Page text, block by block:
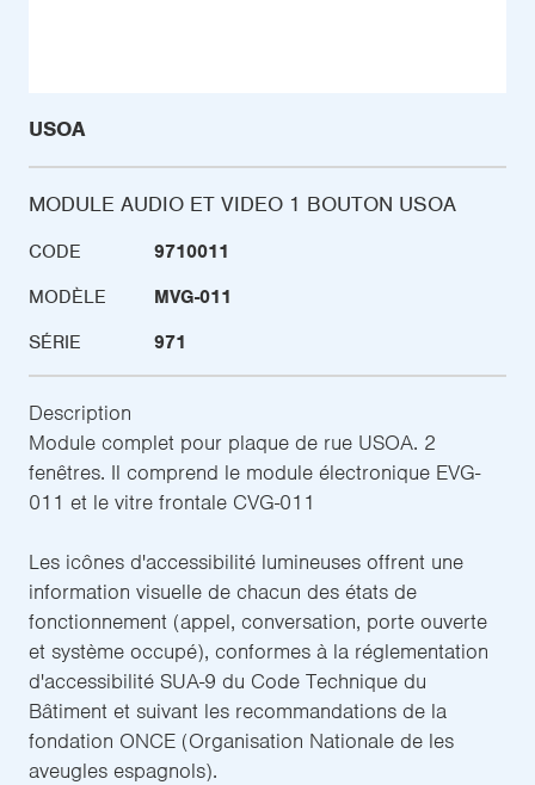
USOA
MODULE AUDIO ET VIDEO 1 BOUTON USOA
CODE
9710011
MODÈLE
MVG-011
SÉRIE
971
Description
Module complet pour plaque de rue USOA. 2
fenêtres. Il comprend le module électronique EVG-
011 et le vitre frontale CVG-011
Les icônes d'accessibilité lumineuses offrent une
information visuelle de chacun des états de
fonctionnement (appel, conversation, porte ouverte
et système occupé), conformes à la réglementation
d'accessibilité SUA-9 du Code Technique du
Bâtiment et suivant les recommandations de la
fondation ONCE (Organisation Nationale de les
aveugles espagnols).